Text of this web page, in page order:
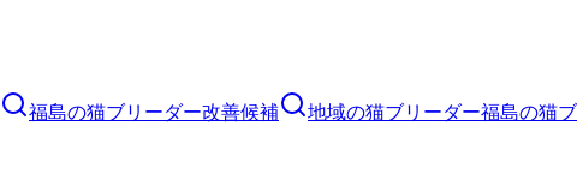
福島の猫ブリーダー改善候補 地域の猫ブリーダー福島の猫